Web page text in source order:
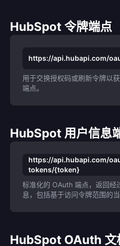
HubSpot 令牌端点
https://api.hubapi.com/
用于交换授权码或刷新令牌以
端点。
HubSpot 用户信息
https://api.hubapi.com/
tokens/{token}
标准化的 OAuth 端点，返回经
息，包括基于访问令牌范围的当
HubSpot OAuth 文